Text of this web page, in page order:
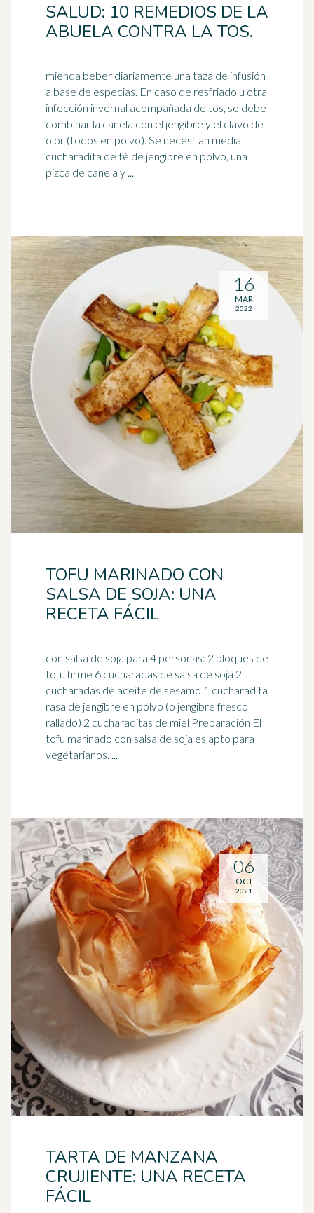
SALUD: 10 REMEDIOS DE LA
ABUELA CONTRA LA TOS.
mienda beber diariamente una taza de infusión
a base de especias. En caso de resfriado u otra
infección invernal acompañada de tos, se debe
combinar la canela con el jengibre y el clavo de
olor (todos en polvo). Se necesitan media
cucharadita de té de jengibre en polvo, una
pizca de canela y ...
TOFU MARINADO CON
SALSA DE SOJA: UNA
RECETA FÁCIL
con salsa de soja para 4 personas: 2 bloques de
tofu firme 6 cucharadas de salsa de soja 2
cucharadas de aceite de sésamo 1 cucharadita
rasa de jengibre en polvo (o jengibre fresco
rallado) 2 cucharaditas de miel Preparación El
tofu marinado con salsa de soja es apto para
vegetarianos. ...
16
MAR
2022
TARTA DE MANZANA
CRUJIENTE: UNA RECETA
FÁCIL
06
OCT
2021